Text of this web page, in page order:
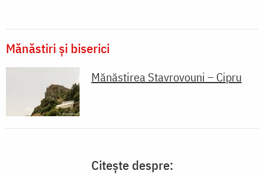
Mănăstiri și biserici
Mănăstirea Stavrovouni – Cipru
Citește despre: